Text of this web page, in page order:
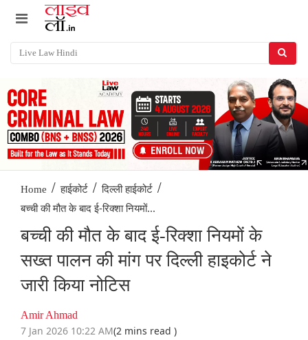
Home / हाईकोर्ट / दिल्ली हाईकोर्ट /
बच्ची की मौत के बाद ई-रिक्शा नियमों...
बच्ची की मौत के बाद ई-रिक्शा नियमों के
सख्त पालन की मांग पर दिल्ली हाइकोर्ट ने
जारी किया नोटिस
Amir Ahmad
7 Jan 2026 10:22 AM(2 mins read )